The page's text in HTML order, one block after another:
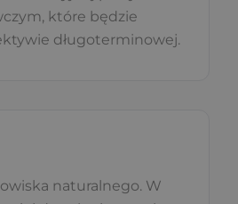
które będzie
długoterminowej.
naturalnego. W